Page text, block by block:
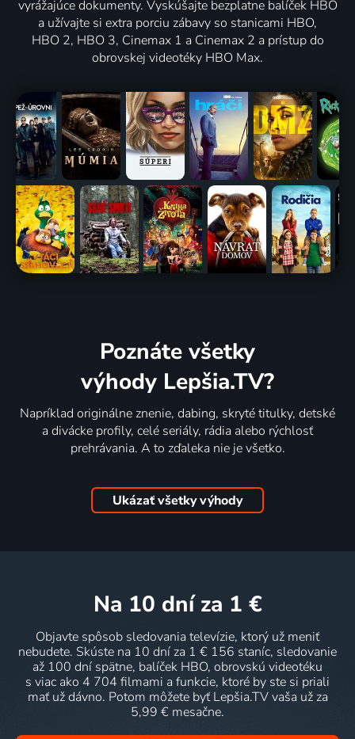
vyrážajúce dokumenty. Vyskúšajte bezplatne balíček HBO
a užívajte si extra porciu zábavy so stanicami HBO,
HBO 2, HBO 3, Cinemax 1 a Cinemax 2 a prístup do
obrovskej videotéky HBO Max.
Poznáte všetky
výhody Lepšia.TV?
Napríklad originálne znenie, dabing, skryté titulky, detské
a divácke profily, celé seriály, rádia alebo rýchlosť
prehrávania. A to zďaleka nie je všetko.
Ukázať všetky výhody
na 10 dní za 1 €
Objavte spôsob sledovania televízie, ktorý už meniť
nebudete. Skúste na 10 dní za 1 € 156 staníc, sledovanie
až 100 dní spätne, balíček HBO, obrovskú videotéku
s viac ako 4 704 filmami a funkcie, ktoré by ste si priali
mať už dávno. Potom môžete byť Lepšia.TV vaša už za
5,99 € mesačne.